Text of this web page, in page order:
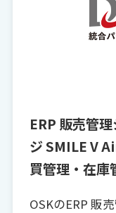
ERP 販売管
ジ SMILE V
買管理・在庫
OSKのERP 販